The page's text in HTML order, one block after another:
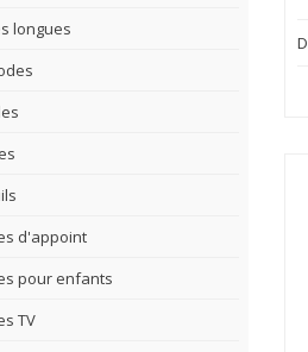
longues
d'appoint
pour enfants
TV